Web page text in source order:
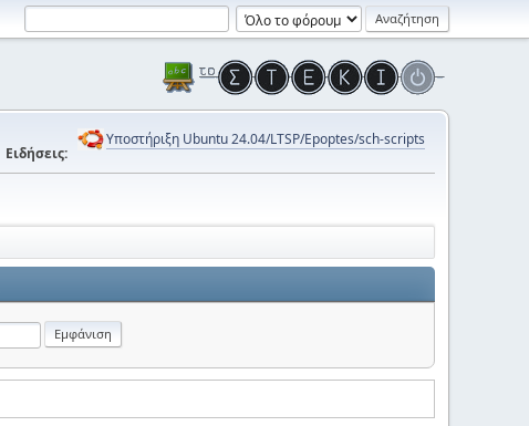
Ειδήσεις:
Υποστήριξη Ubuntu 24.04/LTSP/Epoptes/sch-scripts